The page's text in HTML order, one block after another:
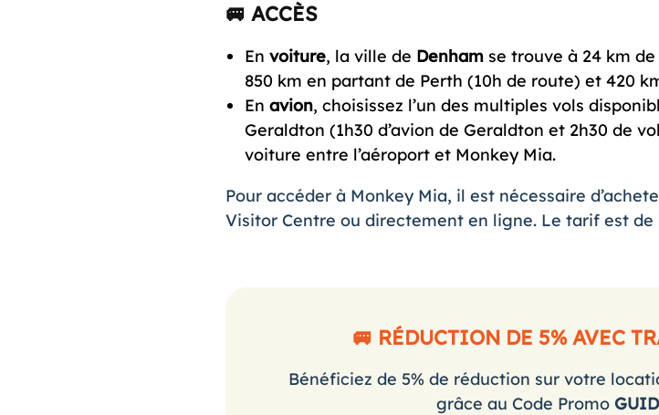
🚐 ACCÈS
En voiture, la ville de Denham se trouve à 24 km
850 km en partant de Perth (10h de route) et 420
En avion, choisissez l’un des multiples vols
Geraldton (1h30 d’avion de Geraldton et 2h30 de
voiture entre l’aéroport et Monkey Mia.
Pour accéder à Monkey Mia, il est nécessaire
Visitor Centre ou directement en ligne. Le tarif est de
🚐 RÉDUCTION DE 5% AVEC
Bénéficiez de 5% de réduction sur votre
grâce au Code Promo